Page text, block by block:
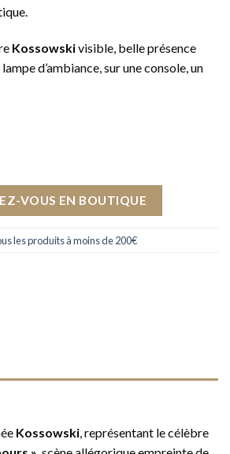
Kossowskivisible, belle présence
d’ambiance, sur une console, un
VOUS EN BOUTIQUE
les produits à moins de 200€
Kossowski, représentant le célèbre